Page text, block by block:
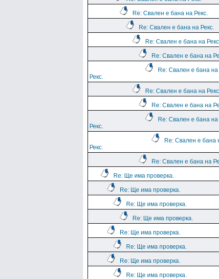
Re: Свален е бана на Рекс.
Re: Свален е бана на Рекс.
Re: Свален е бана на
Re: Свален е бана на
Re: Свален е бана на
Рекс.
Re: Свален е бана на
Re: Свален е бана на
Re: Свален е бана на
Рекс.
Re: Свален е бана
Рекс.
Re: Свален е бана на
Re: Ще има проверка.
Re: Ще има проверка.
Re: Ще има проверка.
Re: Ще има проверка.
Re: Ще има проверка.
Re: Ще има проверка.
Re: Ще има проверка.
Re: Ще има проверка.